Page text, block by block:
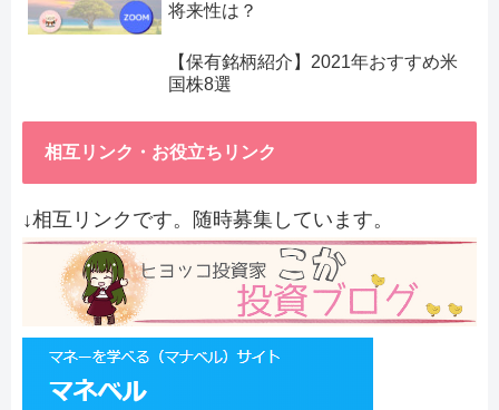
将来性は？
【保有銘柄紹介】2021年おすすめ米
国株8選
相互リンク・お役立ちリンク
↓相互リンクです。随時募集しています。